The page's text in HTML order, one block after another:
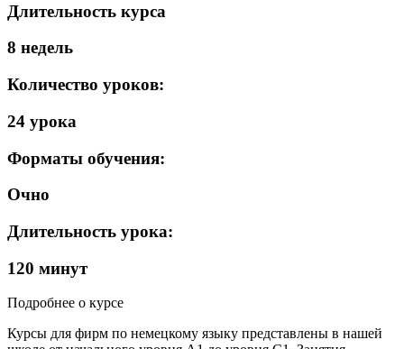
Длительность курса
8 недель
Количество уроков:
24 урока
Форматы обучения:
Очно
Длительность урока:
120 минут
Подробнее о курсе
Курсы для фирм по немецкому языку представлены в нашей